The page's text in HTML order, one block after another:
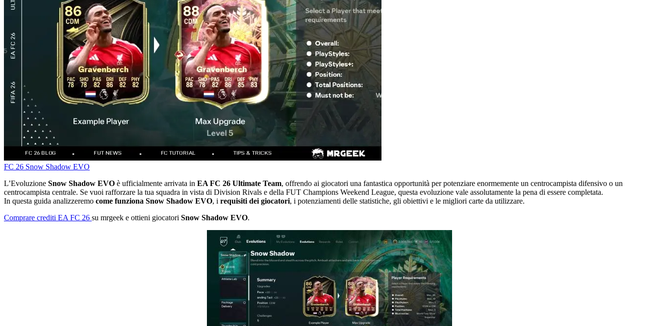
FC 26 Snow Shadow EVO
L’Evoluzione Snow Shadow EVO è ufficialmente arrivata in EA FC 26 Ultimate Team, offrendo ai giocatori una fantastica opportunità per potenziare enormemente un centrocampista difensivo o un
centrocampista centrale. Se vuoi rafforzare la tua squadra in vista di Division Rivals e della FUT Champions Weekend League, questa evoluzione vale assolutamente la pena di essere completata.
In questa guida analizzeremo come funziona Snow Shadow EVO, i requisiti dei giocatori, i potenziamenti delle statistiche, gli obiettivi e le migliori carte da utilizzare.
Comprare crediti EA FC 26 su mrgeek e ottieni giocatori Snow Shadow EVO.